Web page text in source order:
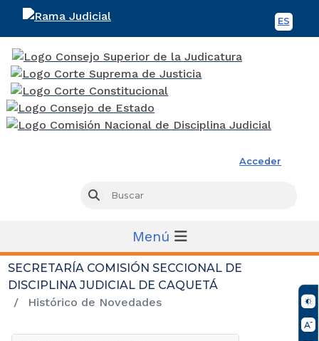
ES
Acceder
Buscar
Menú
SECRETARÍA COMISIÓN SECCIONAL DE
DISCIPLINA JUDICIAL DE CAQUETÁ
Histórico de Novedades